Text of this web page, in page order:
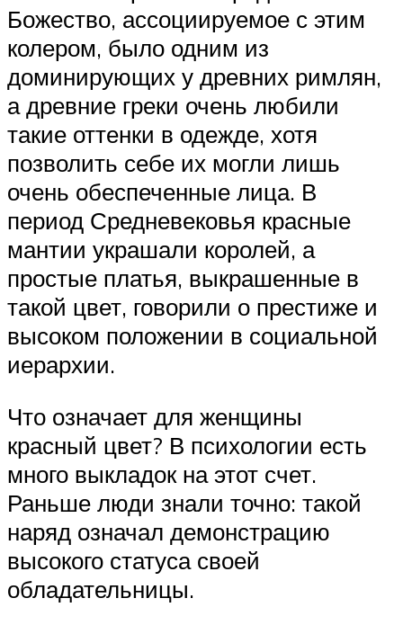
Божество, ассоциируемое с этим
колером, было одним из
доминирующих у древних римлян,
а древние греки очень любили
такие оттенки в одежде, хотя
позволить себе их могли лишь
очень обеспеченные лица. В
период Средневековья красные
мантии украшали королей, а
простые платья, выкрашенные в
такой цвет, говорили о престиже и
высоком положении в социальной
иерархии.
Что означает для женщины
красный цвет? В психологии есть
много выкладок на этот счет.
Раньше люди знали точно: такой
наряд означал демонстрацию
высокого статуса своей
обладательницы.